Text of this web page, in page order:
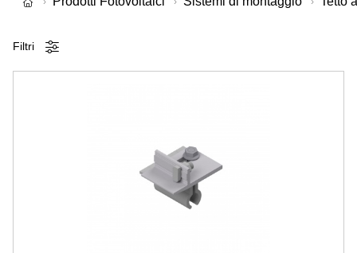
Filtri